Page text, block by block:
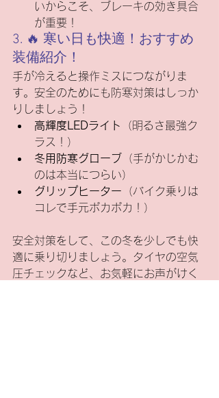
いからこそ、ブレーキの効き具合
が重要！
3. 🔥 寒い日も快適！おすすめ
装備紹介！
手が冷えると操作ミスにつながりま
す。安全のためにも防寒対策はしっか
りしましょう！
高輝度LEDライト
（明るさ最強ク
ラス！）
冬用防寒グローブ
（手がかじかむ
のは本当につらい）
グリップヒーター （バイク乗りは
コレで手元ポカポカ！）
安全対策をして、この冬を少しでも快
適に乗り切りましょう。タイヤの空気
圧チェックなど、お気軽にお声がけく